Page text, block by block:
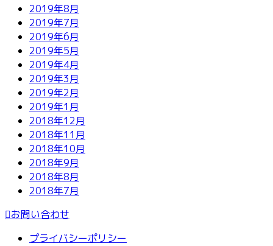
2019年8月
2019年7月
2019年6月
2019年5月
2019年4月
2019年3月
2019年2月
2019年1月
2018年12月
2018年11月
2018年10月
2018年9月
2018年8月
2018年7月
お問い合わせ
プライバシーポリシー